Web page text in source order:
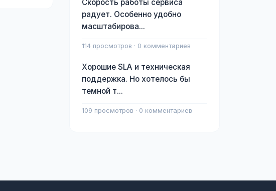
Скорость работы сервиса
радует. Особенно удобно
масштабирова...
114 просмотров · 0 комментариев
Хорошие SLA и техническая
поддержка. Но хотелось бы
темной т...
109 просмотров · 0 комментариев